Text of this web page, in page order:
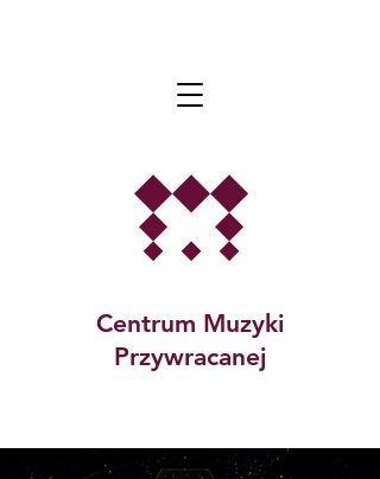
Centrum Muzyki
Przywracanej